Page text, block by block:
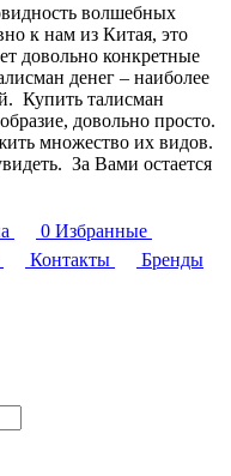
волшебных
к нам из Китая, это
довольно конкретные
денег – наиболее
Купить талисман
довольно просто.
множество их видов.
За Вами остается
0 Избранные
Контакты
Бренды